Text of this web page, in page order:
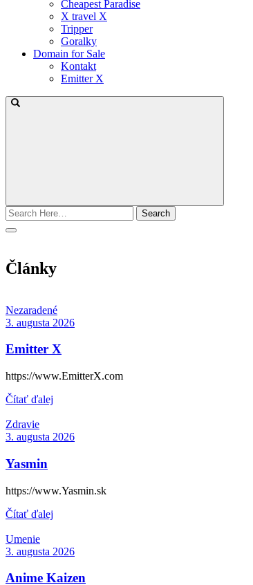
Cheapest Paradise
X travel X
Tripper
Goralky
Domain for Sale
Kontakt
Emitter X
Search
for:
Články
Nezaradené
3. augusta 2026
Emitter X
https://www.EmitterX.com
Čítať ďalej
Zdravie
3. augusta 2026
Yasmin
https://www.Yasmin.sk
Čítať ďalej
Umenie
3. augusta 2026
Anime Kaizen